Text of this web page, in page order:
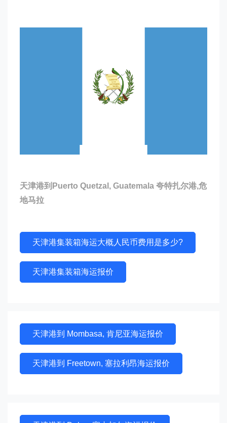
天津港到Puerto Quetzal, Guatemala 夸特扎尔港,危
地马拉
天津港集装箱海运大概人民币费用是多少?
天津港集装箱海运报价
天津港到 Mombasa, 肯尼亚海运报价
天津港到 Freetown, 塞拉利昂海运报价